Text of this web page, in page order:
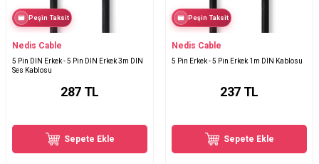
Peşin Taksit
Nedis Cable
5 Pin DIN Erkek - 5 Pin DIN Erkek 3m DIN
Ses Kablosu
287 TL
Sepete Ekle
Peşin Taksit
Nedis Cable
5 Pin Erkek - 5 Pin Erkek 1m DIN Kablosu
237 TL
Sepete Ekle